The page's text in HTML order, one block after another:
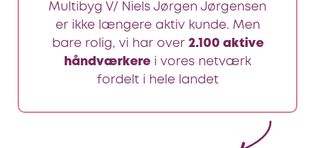
Multibyg V/ Niels Jørgen Jørgensen
er ikke længere aktiv kunde. Men
bare rolig, vi har over 2.100 aktive
håndværkere i vores netværk
fordelt i hele landet